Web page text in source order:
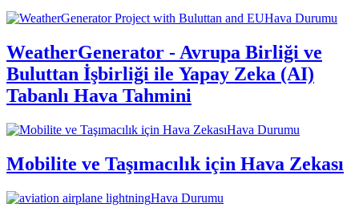
Hava Durumu
WeatherGenerator - Avrupa Birliği ve
Buluttan İşbirliği ile Yapay Zeka (AI)
Tabanlı Hava Tahmini
Hava Durumu
Mobilite ve Taşımacılık için Hava Zekası
Hava Durumu